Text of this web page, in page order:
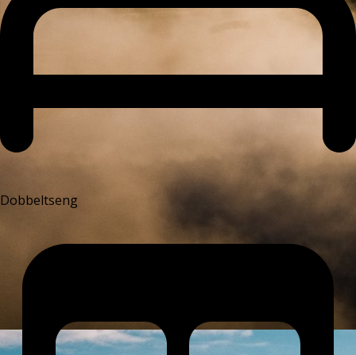
Dobbeltseng